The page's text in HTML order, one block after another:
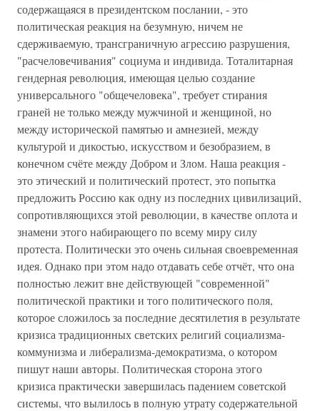
содержащаяся в президентском послании, - это
политическая реакция на безумную, ничем не
сдерживаемую, трансграничную агрессию разрушения,
"расчеловечивания" социума и индивида. Тоталитарная
гендерная революция, имеющая целью создание
универсального "общечеловека", требует стирания
граней не только между мужчиной и женщиной, но
между исторической памятью и амнезией, между
культурой и дикостью, искусством и безобразием, в
конечном счёте между Добром и Злом. Наша реакция -
это этический и политический протест, это попытка
предложить Россию как одну из последних цивилизаций,
сопротивляющихся этой революции, в качестве оплота и
знамени этого набирающего по всему миру силу
протеста. Политически это очень сильная своевременная
идея. Однако при этом надо отдавать себе отчёт, что она
полностью лежит вне действующей "современной"
политической практики и того политического поля,
которое сложилось за последние десятилетия в результате
кризиса традиционных светских религий социализма-
коммунизма и либерализма-демократизма, о котором
пишут наши авторы. Политическая сторона этого
кризиса практически завершилась падением советской
системы, что вылилось в полную утрату содержательной